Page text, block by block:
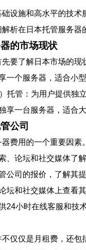
设施和高水平的技
析在日本托管服务
的市场现状
要了解日本市场的
一个服务器，适合小
托管：为用户提供独
享一台服务器，适合
公司
费用的一个重要因
、论坛和社交媒体了
公司的报价，了解其
坛和社交媒体上查看
24小时在线客服和技
仅仅是月租费，还包